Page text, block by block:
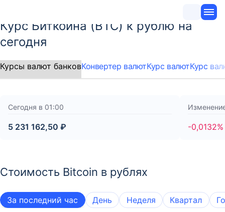
Курс Биткоина (BTC) к рублю на
сегодня
Конвертер валютКурс валютКурс
Сегодня в 01:00
5 231 162,50 ₽ -0,0132%
Стоимость Bitcoin в рублях
За последний час День Неделя Квартал